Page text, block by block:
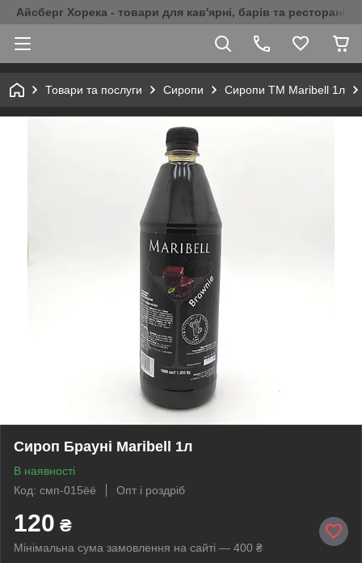
Айсберг Хорека - товари для кав'ярні, барів та ресторанів
Товари та послуги Сиропи Сиропи ТМ Maribell 1л
Сироп Брауні Maribell 1л
В наявності
Код: смп-015ёё
Опт і роздріб
120 ₴
Мінімальна сума замовлення на сайті — 400 ₴